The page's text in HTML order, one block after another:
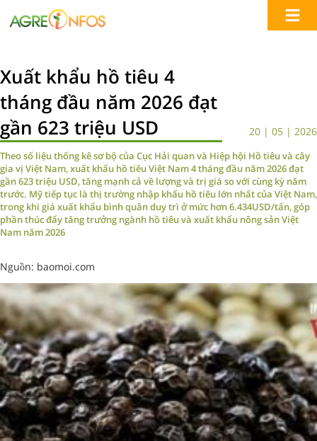
Xuất khẩu hồ tiêu 4
tháng đầu năm 2026 đạt
gần 623 triệu USD
20 | 05 | 2026
Theo số liệu thống kê sơ bộ của Cục Hải quan và Hiệp hội Hồ tiêu và cây
gia vị Việt Nam, xuất khẩu hồ tiêu Việt Nam 4 tháng đầu năm 2026 đạt
gần 623 triệu USD, tăng mạnh cả về lượng và trị giá so với cùng kỳ năm
trước. Mỹ tiếp tục là thị trường nhập khẩu hồ tiêu lớn nhất của Việt Nam,
trong khi giá xuất khẩu bình quân duy trì ở mức hơn 6.434USD/tấn, góp
phần thúc đẩy tăng trưởng ngành hồ tiêu và xuất khẩu nông sản Việt
Nam năm 2026
Nguồn: baomoi.com